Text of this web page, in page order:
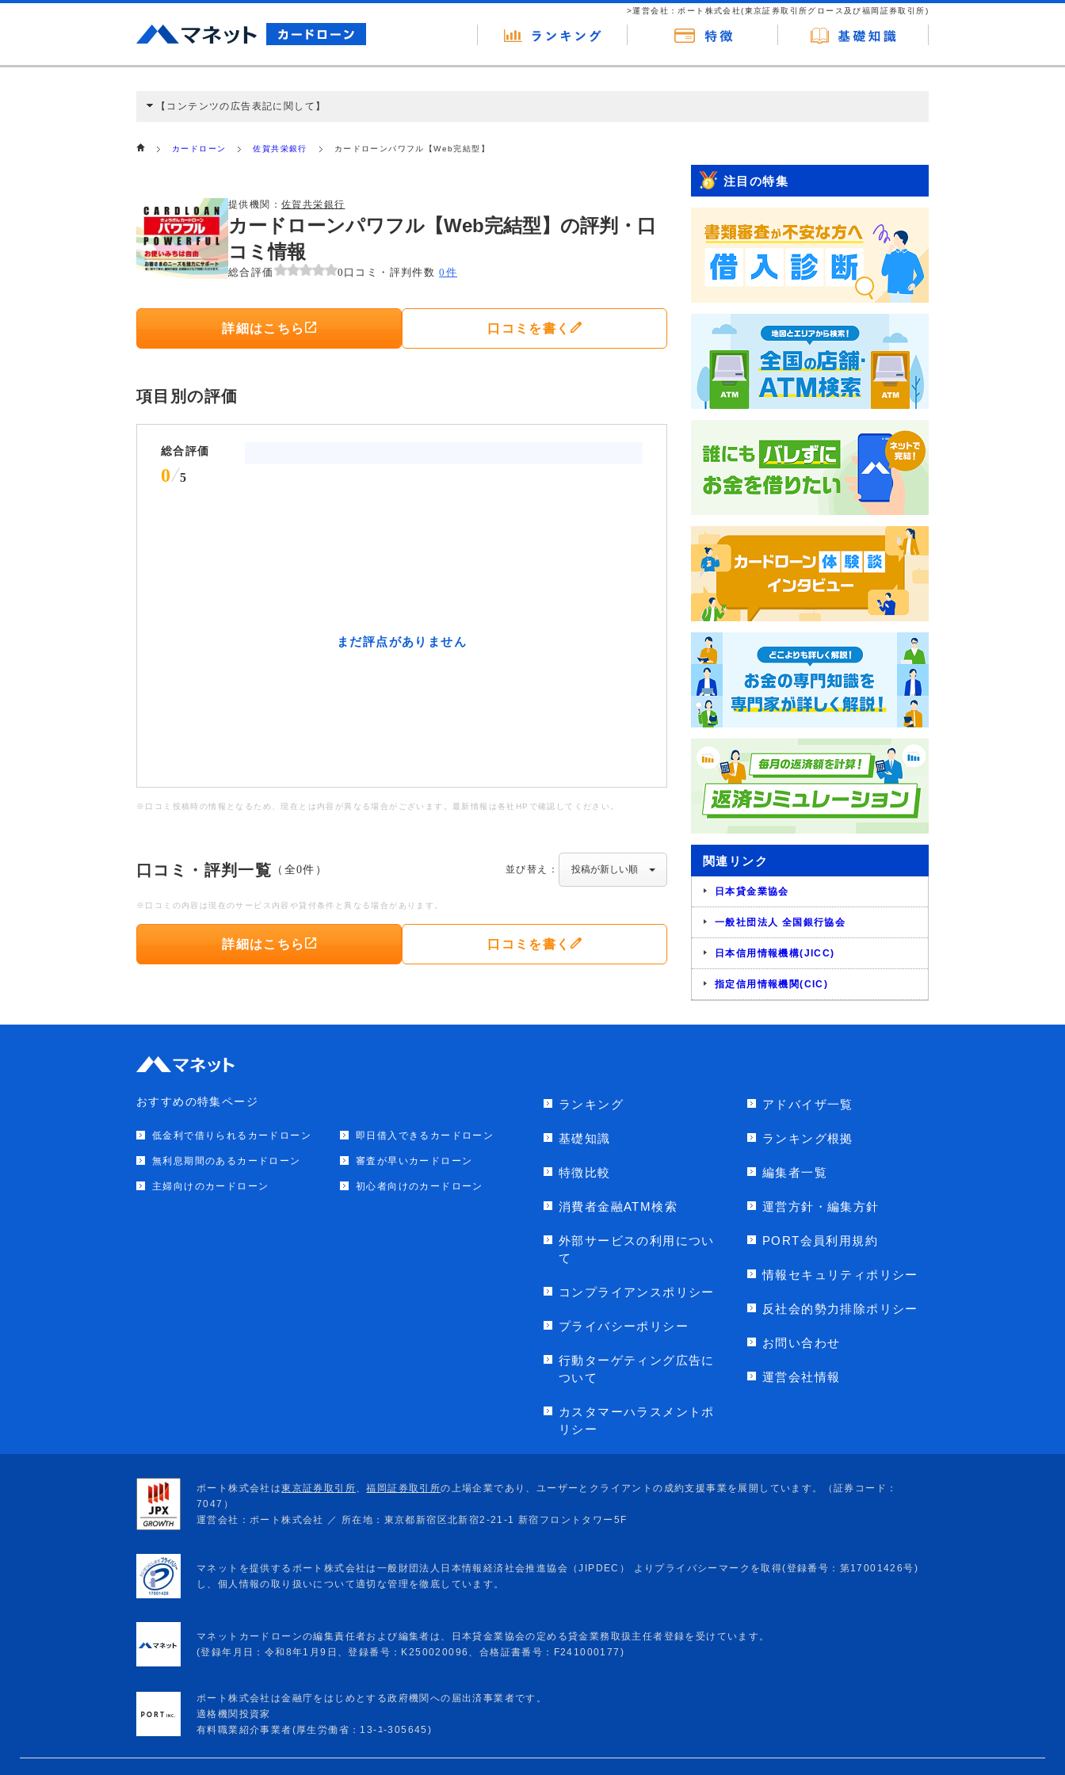
>運営会社：ポート株式会社(東京証券取引所グロース及び福岡証券取引所)
【コンテンツの広告表記に関して】
ミ収集などに基づき、公平性を担保した情報提供を行っています。
カードローン 佐賀共栄銀行 カードローンパワフル【Web完結型】
提供機関： 佐賀共栄銀行
カードローンパワフル【Web完結型】の評判・口
コミ情報
総合評価 0 口コミ・評判件数 0件
詳細はこちら 口コミを書く
項目別の評価
総合評価
0 5
※口コミ投稿時の情報となるため、現在とは内容が異なる場合がございます。最新情報は各社HPで確認してください。
口コミ・評判一覧 （全0件） 並び替え：
※口コミの内容は現在のサービス内容や貸付条件と異なる場合があります。
詳細はこちら 口コミを書く
注目の特集
関連リンク
日本貸金業協会
一般社団法人 全国銀行協会
日本信用情報機構(JICC)
指定信用情報機関(CIC)
おすすめの特集ページ
低金利で借りられるカードローン 即日借入できるカードローン
無利息期間のあるカードローン 審査が早いカードローン
主婦向けのカードローン 初心者向けのカードローン
ランキング
基礎知識
特徴比較
消費者金融ATM検索
外部サービスの利用につい
て
コンプライアンスポリシー
プライバシーポリシー
行動ターゲティング広告に
ついて
カスタマーハラスメントポ
リシー
アドバイザ一覧
ランキング根拠
編集者一覧
運営方針・編集方針
PORT会員利用規約
情報セキュリティポリシー
反社会的勢力排除ポリシー
お問い合わせ
運営会社情報
マネットカードローンの編集責任者および編集者は、日本貸金業協会の定める貸金業務取扱主任者登録を受けています。
(登録年月日：令和8年1月9日、登録番号：K250020096、合格証書番号：F241000177)
ポート株式会社は金融庁をはじめとする政府機関への届出済事業者です。
適格機関投資家
有料職業紹介事業者(厚生労働省：13-ﾕ-305645)